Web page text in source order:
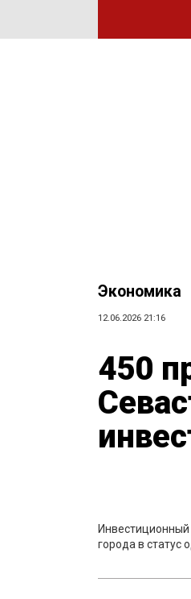
Экономика
12.06.2026 21:16
450
города в статус